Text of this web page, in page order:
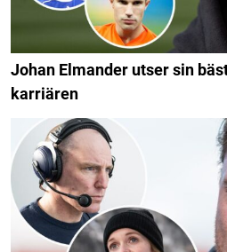
Johan Elmander utser sin
karriären